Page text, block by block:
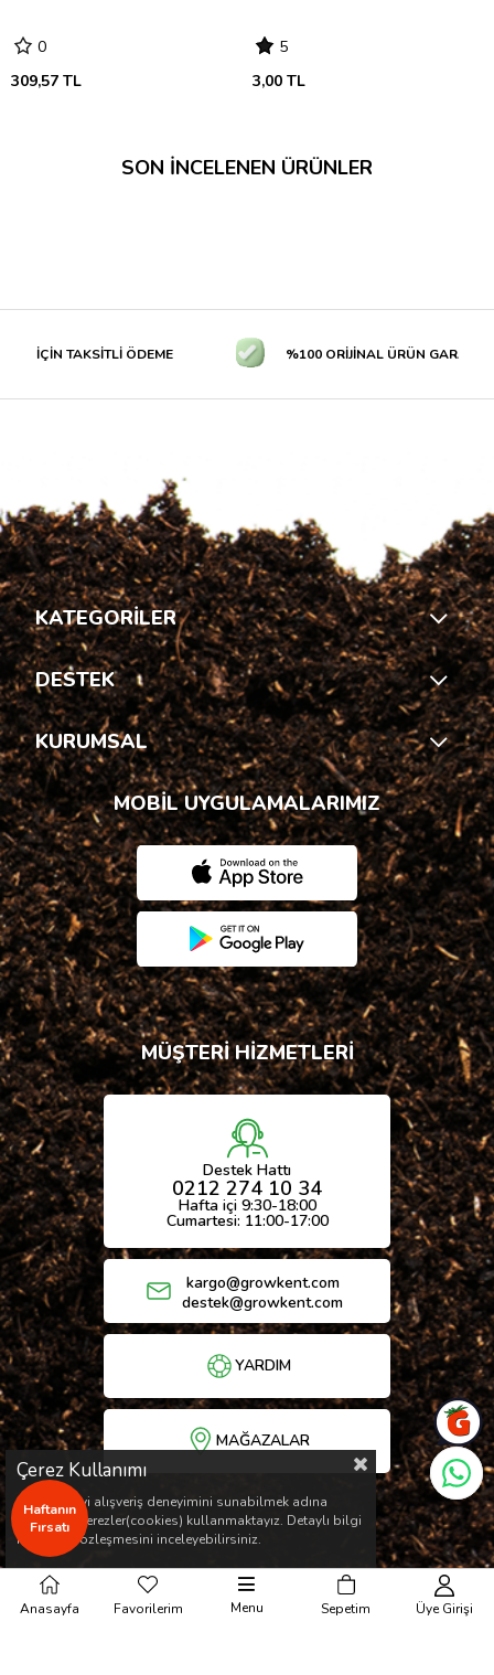
0
309,57 TL
5
3,00 TL
SON İNCELENEN ÜRÜNLER
İÇİN TAKSİTLİ ÖDEME %100 ORİJİNAL ÜRÜN GARANTİSİ
KATEGORİLER
DESTEK
KURUMSAL
MOBİL UYGULAMALARIMIZ
MÜŞTERİ HİZMETLERİ
Destek Hattı
0212 274 10 34
Hafta içi 9:30-18:00
Cumartesi: 11:00-17:00
kargo@growkent.com
destek@growkent.com
YARDIM
MAĞAZALAR
Haftanın
Fırsatı
Çerez Kullanımı
Sizlere en iyi alışveriş deneyimini sunabilmek adına
sitemizde çerezler(cookies) kullanmaktayız. Detaylı bilgi
için Kvkk sözleşmesini inceleyebilirsiniz.
Anasayfa Favorilerim Menu Sepetim Üye Girişi